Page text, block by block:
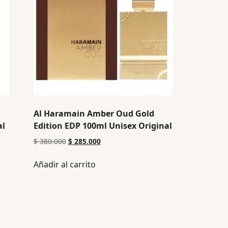
Al Haramain Amber Oud Gold
Edition EDP 100ml Unisex Original
$380.000 $285.000
Añadir al carrito